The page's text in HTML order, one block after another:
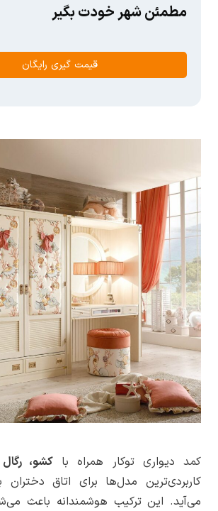
مطمئن شهر خودت بگیر
قیمت گیری رایگان
کمد دیواری توکار همراه با کشو،
کاربردی‌ترین مدل‌ها برای اتاق دختران
می‌آید. این ترکیب هوشمندانه باعث